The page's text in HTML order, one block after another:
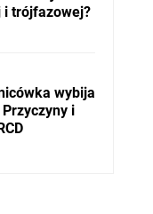
i trójfazowej?
wybija
i